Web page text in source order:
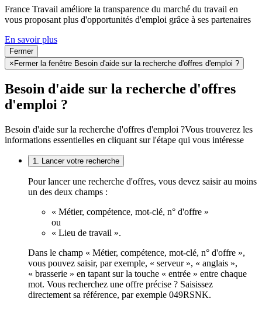
France Travail améliore la transparence du marché du travail en
vous proposant plus d'opportunités d'emploi grâce à ses partenaires
En savoir plus
Fermer
× Fermer la fenêtre Besoin d'aide sur la recherche d'offres d'emploi ?
Besoin d'aide sur la recherche d'offres
d'emploi ?
Besoin d'aide sur la recherche d'offres d'emploi ?Vous trouverez les
informations essentielles en cliquant sur l'étape qui vous intéresse
1. Lancer votre recherche
Pour lancer une recherche d'offres, vous devez saisir au moins
un des deux champs :
« Métier, compétence, mot-clé, n° d'offre »
ou
« Lieu de travail ».
Dans le champ « Métier, compétence, mot-clé, n° d'offre »,
vous pouvez saisir, par exemple, « serveur », « anglais »,
« brasserie » en tapant sur la touche « entrée » entre chaque
mot. Vous recherchez une offre précise ? Saisissez
directement sa référence, par exemple 049RSNK.